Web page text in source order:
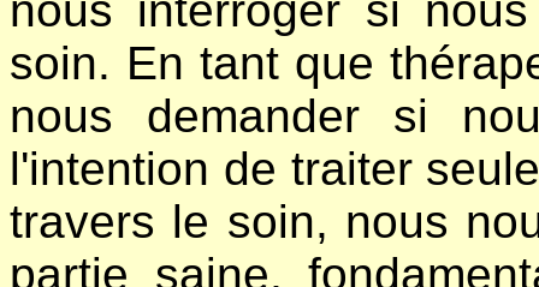
soin. En tant que
nous demander si
l'intention de traiter
travers le soin, nous
partie saine,